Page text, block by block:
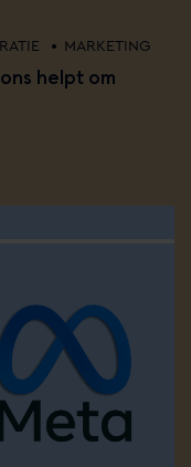
• MARKETING
helpt om